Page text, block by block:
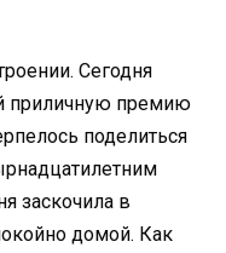
Сегодня
приличную премию
поделиться
заскочила в
домой. Как